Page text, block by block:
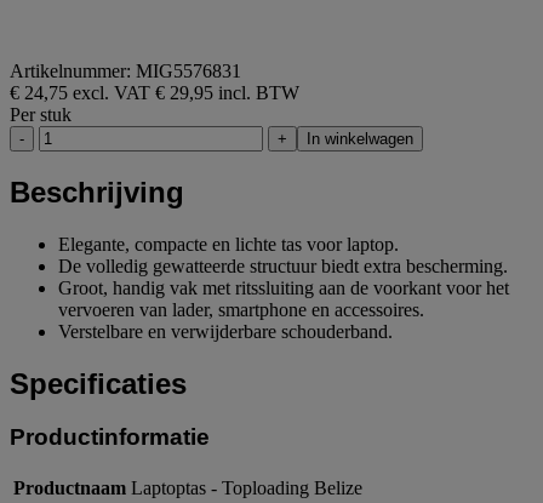
Artikelnummer: MIG5576831
€ 24,75 excl. VAT € 29,95 incl. BTW
Per stuk
- + In winkelwagen
Beschrijving
Elegante, compacte en lichte tas voor laptop.
De volledig gewatteerde structuur biedt extra bescherming.
Groot, handig vak met ritssluiting aan de voorkant voor het
vervoeren van lader, smartphone en accessoires.
Verstelbare en verwijderbare schouderband.
Specificaties
Productinformatie
Productnaam Laptoptas - Toploading Belize